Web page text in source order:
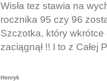
Wisła tez stawia na
rocznika 95 czy 96
Szczotka, który
zaciągnął !! I to z Całej
Henryk